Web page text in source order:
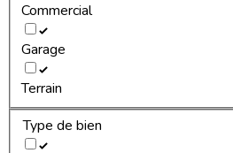
Commercial
Garage
Terrain
Type de bien